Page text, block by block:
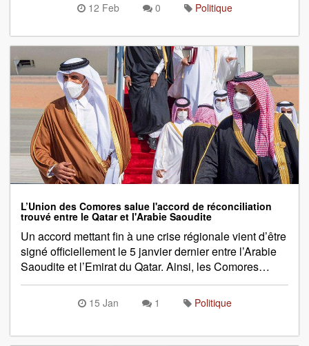
12 Feb 0 Politique
L’Union des Comores salue l'accord de réconciliation
trouvé entre le Qatar et l'Arabie Saoudite
Un accord mettant fin à une crise régionale vient d’être
signé officiellement le 5 janvier dernier entre l’Arabie
Saoudite et l’Emirat du Qatar. Ainsi, les Comores…
15 Jan 1 Politique